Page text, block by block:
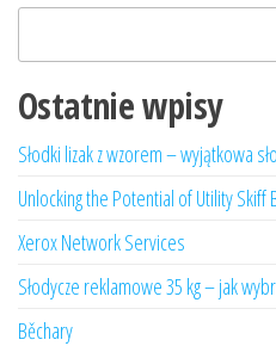
Ostatnie wpisy
Słodki lizak z wzorem – wyjątkowa
Unlocking the Potential of Utility Skiff
Xerox Network Services
Słodycze reklamowe 35 kg – jak
Běchary